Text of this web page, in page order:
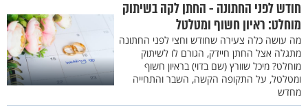
חודש לפני החתונה - החתן לקה בשיתוק
מוחלט: ראיון חשוף ומטלטל
מה עושה כלה צעירה שחודש וחצי לפני החתונה
מתגלה אצל החתן חיידק, הגורם לו לשיתוק
מוחלט? מיכל שוורץ (שם בדוי) בראיון חשוף
ומטלטל, על התקופה הקשה, השבר והתחייה
מחדש